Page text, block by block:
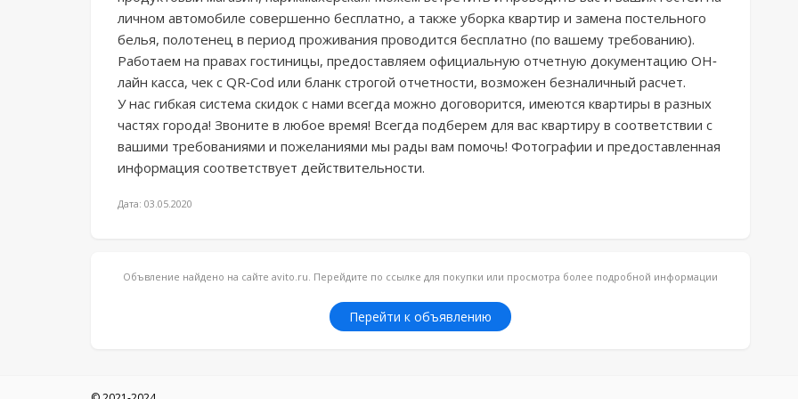
личном автомобиле совершенно бесплатно, а также уборка квартир и замена постельного
белья, полотенец в период проживания проводится бесплатно (по вашему требованию).
Работаем на правах гостиницы, предоставляем официальную отчетную документацию ОН-
лайн касса, чек с QR-Соd или бланк строгой отчетности, возможен безналичный расчет.
У нас гибкая система скидок с нами всегда можно договорится, имеются квартиры в разных
частях города! Звоните в любое время! Всегда подберем для вас квартиру в соответствии с
вашими требованиями и пожеланиями мы рады вам помочь! Фотографии и предоставленная
информация соответствует действительности.
Дата: 03.05.2020
Объвление найдено на сайте avito.ru. Перейдите по ссылке для покупки или просмотра более подробной информации
Перейти к объявлению